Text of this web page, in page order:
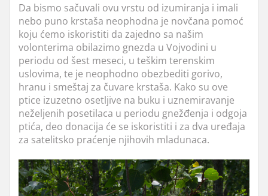
Da bismo sačuvali ovu vrstu od izumiranja i imali
nebo puno krstaša neophodna je novčana pomoć
koju ćemo iskoristiti da zajedno sa našim
volonterima obilazimo gnezda u Vojvodini u
periodu od šest meseci, u teškim terenskim
uslovima, te je neophodno obezbediti gorivo,
hranu i smeštaj za čuvare krstaša. Kako su ove
ptice izuzetno osetljive na buku i uznemiravanje
neželjenih posetilaca u periodu gnežđenja i odgoja
ptića, deo donacija će se iskoristiti i za dva uređaja
za satelitsko praćenje njihovih mladunaca.